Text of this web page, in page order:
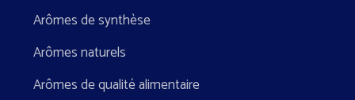
Arômes de synthèse
Arômes naturels
Arômes de qualité alimentaire